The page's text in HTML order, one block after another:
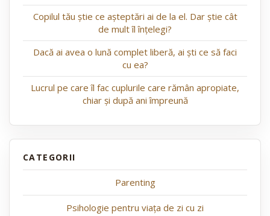
Copilul tău știe ce așteptări ai de la el. Dar știe cât
de mult îl înțelegi?
Dacă ai avea o lună complet liberă, ai ști ce să faci
cu ea?
Lucrul pe care îl fac cuplurile care rămân apropiate,
chiar și după ani împreună
Parenting
Psihologie pentru viața de zi cu zi